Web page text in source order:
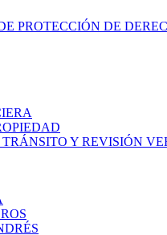
PROTECCIÓN DE
Y REVISIÓN